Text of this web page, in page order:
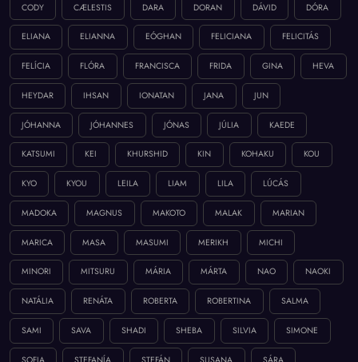
CODY CÆLESTIS DARA DORAN DÁVID DÓRA
ELIANA ELIANNA EÓGHAN FELICIANA FELICITÁS
FELÍCIA FLÓRA FRANCISCA FRIDA GINA HEVA
HEYDAR IHSAN IONATAN JANA JUN
JÓHANNA JÓHANNES JÓNAS JÚLIA KAEDE
KATSUMI KEI KHURSHID KIN KOHAKU KOU
KYO KYOU LEILA LIAM LILA LÚCÁS
MADOKA MAGNUS MAKOTO MALAK MARIAN
MARICA MASA MASUMI MERIKH MICHI
MINORI MITSURU MÁRIA MÁRTA NAO NAOKI
NATÁLIA RENÁTA ROBERTA ROBERTINA SALMA
SAMI SAVA SHADI SHEBA SILVIA SIMONE
SOFIA STEFANÍA STEFÁN SUSANA SÁRA